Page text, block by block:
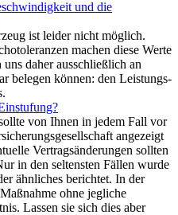
und die
ist leider nicht möglich.
machen diese Werte
daher ausschließlich an
belegen können: den Leistungs-
von Ihnen in jedem Fall vor
angezeigt
Vertragsänderungen sollten
in den seltensten Fällen wurde
ähnliches berichtet. In der
ohne jegliche
Lassen sie sich dies aber